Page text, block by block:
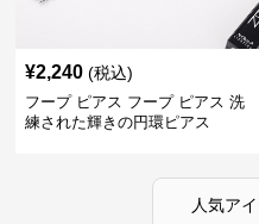
¥2,240 (税込)
フープ ピアス フープ ピアス 洗
練された輝きの円環ピアス
人気ア